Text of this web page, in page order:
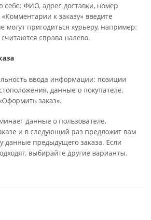
себе: ФИО, адрес доставки, номер
к заказу» введите
могут пригодиться курьеру, например:
справа налево.
ввода информации: позиции
данные о покупателе.
заказ».
данные о пользователе,
и в следующий раз предложит вам
данные предыдущего заказа. Если
выбирайте другие варианты.